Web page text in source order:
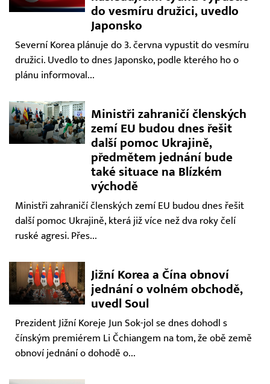
do vesmíru družici, uvedlo
Japonsko
Severní Korea plánuje do 3. června vypustit do vesmíru
družici. Uvedlo to dnes Japonsko, podle kterého ho o
plánu informoval...
Ministři zahraničí členských
zemí EU budou dnes řešit
další pomoc Ukrajině,
předmětem jednání bude
také situace na Blízkém
východě
Ministři zahraničí členských zemí EU budou dnes řešit
další pomoc Ukrajině, která již více než dva roky čelí
ruské agresi. Přes...
Jižní Korea a Čína obnoví
jednání o volném obchodě,
uvedl Soul
Prezident Jižní Koreje Jun Sok-jol se dnes dohodl s
čínským premiérem Li Čchiangem na tom, že obě země
obnoví jednání o dohodě o...